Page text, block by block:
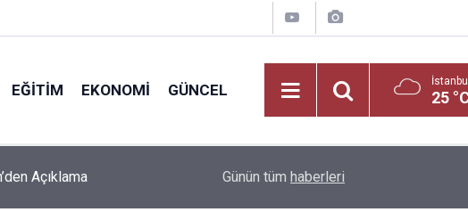
EĞITIM EKONOMI GÜNCEL 25
Açıklama Yüksek Mahkemeden MEB'e Ek Ders Freni
Günün tüm haberleri